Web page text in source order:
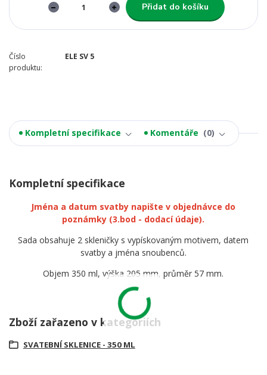
Přidat do košíku
Číslo
produktu:
ELE SV 5
Kompletní specifikace Komentáře 0
Kompletní specifikace
Jména a datum svatby napište v objednávce do
poznámky (3.bod - dodací údaje).
Sada obsahuje 2 skleničky s vypískovaným motivem, datem
svatby a jména snoubenců.
Objem 350 ml, výška 205 mm, průměr 57 mm.
Zboží zařazeno v kategoriích
SVATEBNÍ SKLENICE - 350 ML